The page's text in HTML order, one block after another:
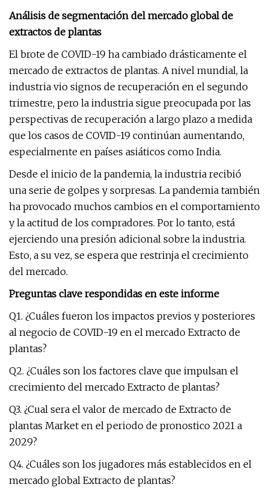
Análisis de segmentación del mercado global de
extractos de plantas
El brote de COVID-19 ha cambiado drásticamente el
mercado de extractos de plantas. A nivel mundial, la
industria vio signos de recuperación en el segundo
trimestre, pero la industria sigue preocupada por las
perspectivas de recuperación a largo plazo a medida
que los casos de COVID-19 continúan aumentando,
especialmente en países asiáticos como India.
Desde el inicio de la pandemia, la industria recibió
una serie de golpes y sorpresas. La pandemia también
ha provocado muchos cambios en el comportamiento
y la actitud de los compradores. Por lo tanto, está
ejerciendo una presión adicional sobre la industria.
Esto, a su vez, se espera que restrinja el crecimiento
del mercado.
Preguntas clave respondidas en este informe
Q1. ¿Cuáles fueron los impactos previos y posteriores
al negocio de COVID-19 en el mercado Extracto de
plantas?
Q2. ¿Cuáles son los factores clave que impulsan el
crecimiento del mercado Extracto de plantas?
Q3. ¿Cual sera el valor de mercado de Extracto de
plantas Market en el periodo de pronostico 2021 a
2029?
Q4. ¿Cuáles son los jugadores más establecidos en el
mercado global Extracto de plantas?